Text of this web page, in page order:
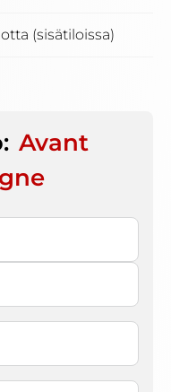
(sisätiloissa)
Avant